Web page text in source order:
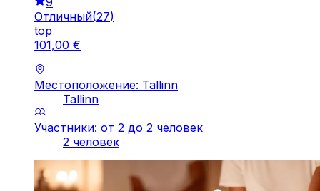
Отличный(27)
top
101,00 €
Местоположение: Tallinn
Tallinn
Участники: от 2 до 2 человек
2 человек